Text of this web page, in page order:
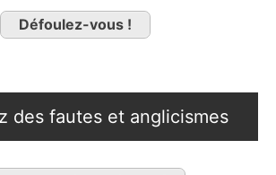
Défoulez-vous !
des fautes et anglicismes